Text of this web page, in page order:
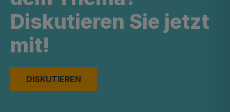
Diskutieren Sie jetzt
mit!
DISKUTIEREN